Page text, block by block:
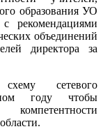
образования УО
рекомендациями
объединений
директора за
сетевого
году чтобы